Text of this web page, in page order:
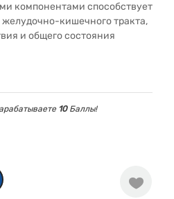
компонентами способствует
кишечного тракта,
и общего состояния
10Баллы!